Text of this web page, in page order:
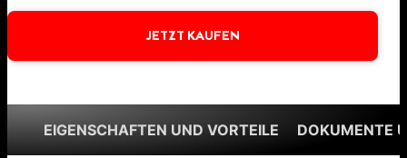
JETZT KAUFEN
EIGENSCHAFTEN UND VORTEILE DOKUMENTE